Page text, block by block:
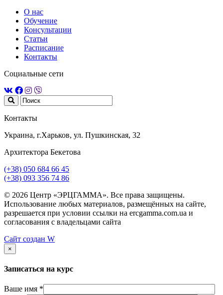
О нас
Обучение
Консультации
Статьи
Расписание
Контакты
Социальные сети
Контакты
Украина, г.Харьков, ул. Пушкинская, 32
Архитектора Бекетова
(+38) 050 684 66 45
(+38) 093 356 74 86
© 2026 Центр «ЭРЦГАММА». Все права защищены.
Использование любых материалов, размещённых на сайте,
разрешается при условии ссылки на ercgamma.com.ua и
согласования с владельцами сайта
Сайт создан W
×
Записаться на курс
Ваше имя *